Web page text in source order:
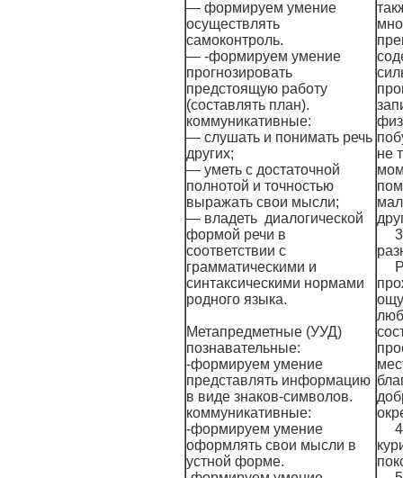
— формируем умение
осуществлять
самоконтроль.
— -формируем умение
прогнозировать
предстоящую работу
(составлять план).
коммуникативные:
— слушать и понимать речь
других;
— уметь с достаточной
полнотой и точностью
выражать свои мысли;
— владеть диалогической
формой речи в
соответствии с
грамматическими и
синтаксическими нормами
родного языка.
Метапредметные (УУД)
познавательные:
-формируем умение
представлять информацию
в виде знаков-символов.
коммуникативные:
-формируем умение
оформлять свои мысли в
устной форме.
не